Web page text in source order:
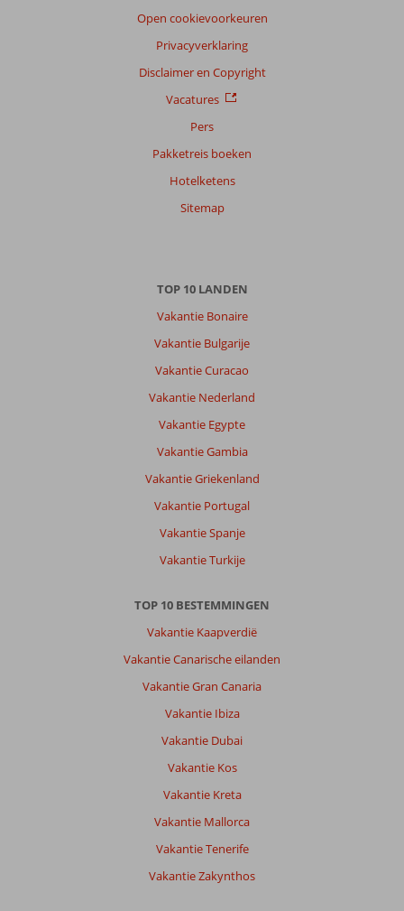
Open cookievoorkeuren
Privacyverklaring
Disclaimer en Copyright
Vacatures
Pers
Pakketreis boeken
Hotelketens
Sitemap
TOP 10 LANDEN
Vakantie Bonaire
Vakantie Bulgarije
Vakantie Curacao
Vakantie Nederland
Vakantie Egypte
Vakantie Gambia
Vakantie Griekenland
Vakantie Portugal
Vakantie Spanje
Vakantie Turkije
TOP 10 BESTEMMINGEN
Vakantie Kaapverdië
Vakantie Canarische eilanden
Vakantie Gran Canaria
Vakantie Ibiza
Vakantie Dubai
Vakantie Kos
Vakantie Kreta
Vakantie Mallorca
Vakantie Tenerife
Vakantie Zakynthos